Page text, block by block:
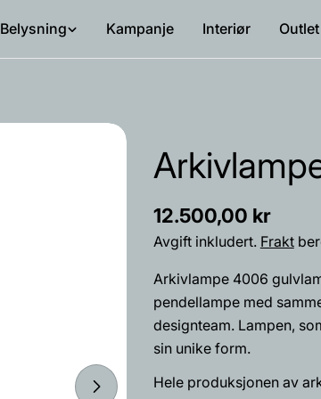
Belysning Kampanje Interiør Outlet
Åpne media 4 i modal
Vanlig
pris
12.500,00 kr
Avgift inkludert. Frakt
Arkivlampe 4006
pendellampe med
designteam. Lampen,
sin unike form.
Hele produksjonen av